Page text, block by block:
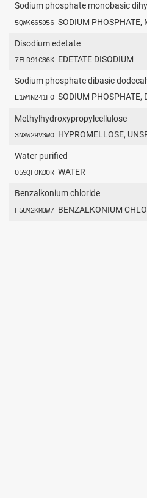
Sodium phosphate monobasic
5QWK665956 SODIUM PHOSPHATE,
Disodium edetate
7FLD91C86K EDETATE DISODIUM
Sodium phosphate dibasic
E1W4N241FO SODIUM PHOSPHATE,
Methylhydroxypropylcellulose
3NXW29V3WO HYPROMELLOSE,
Water purified
059QF0KO0R WATER
Benzalkonium chloride
F5UM2KM3W7 BENZALKONIUM